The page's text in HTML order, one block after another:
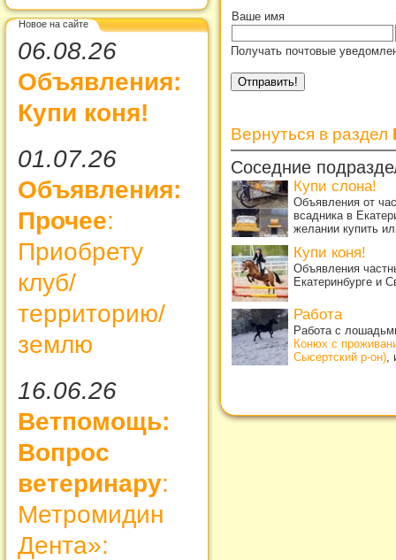
Новое на сайте
06.08.26
Объявления:
Купи коня!
01.07.26
Объявления:
Прочее:
Приобрету
клуб/
территорию/
землю
16.06.26
Ветпомощь:
Вопрос
ветеринару:
Метромидин
Дента»:
Ваше имя
Получать почтовые
Вернуться в раздел
Соседние
Купи слона!
Объявления от
всадника в
желании купить
Купи коня!
Объявления
Екатеринбурге и
Работа
Работа с
Конюх с
Сысертский р-он)